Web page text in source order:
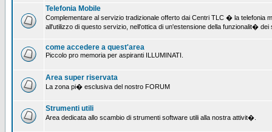
Telefonia Mobile
Complementare al servizio tradizionale offerto dai Centri TLC � la telefonia
all'utilizzo di questo servizio, nell'ottica di un'estensione della funzionalit�
come accedere a quest'area
Piccolo pro memoria per aspiranti ILLUMINATI.
Area super riservata
La zona pi� esclusiva del nostro FORUM
Strumenti utili
Area dedicata allo scambio di strumenti software utili alla nostra attivit�.